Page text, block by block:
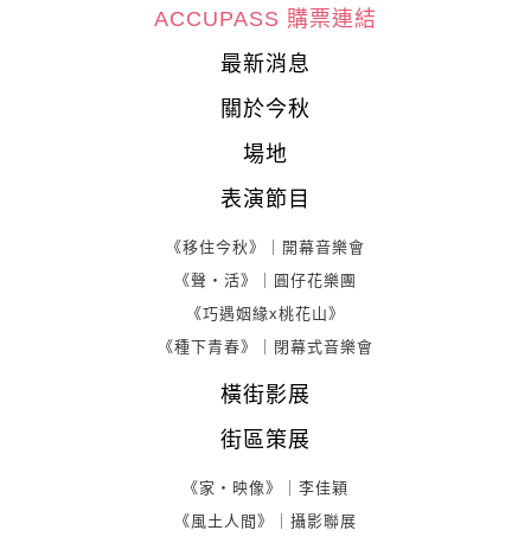
ACCUPASS 購票連結
最新消息
關於今秋
場地
表演節目
《移住今秋》｜開幕音樂會
《聲・活》｜圓仔花樂團
《巧遇姻緣x桃花山》
《種下青春》｜閉幕式音樂會
橫街影展
街區策展
《家・映像》｜李佳穎
《風土人間》｜攝影聯展